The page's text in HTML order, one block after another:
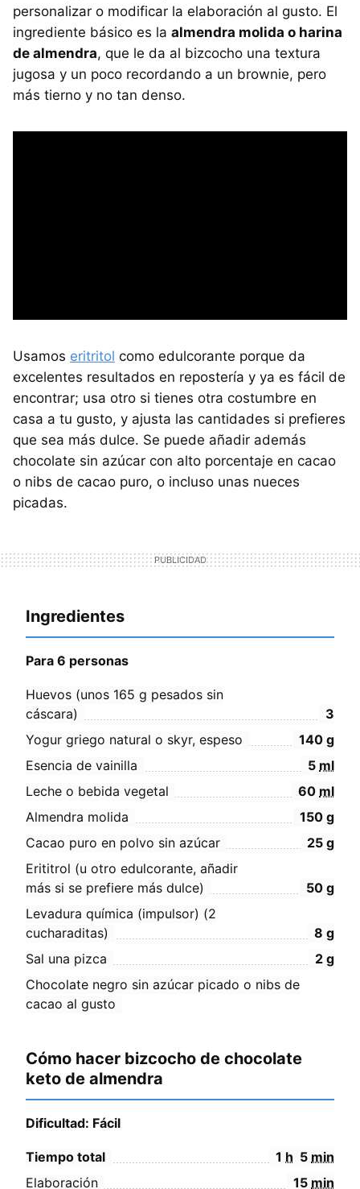
personalizar o modificar la elaboración al gusto. El
ingrediente básico es la almendra molida o harina
de almendra, que le da al bizcocho una textura
jugosa y un poco recordando a un brownie, pero
más tierno y no tan denso.
Usamos eritritol como edulcorante porque da
excelentes resultados en repostería y ya es fácil de
encontrar; usa otro si tienes otra costumbre en
casa a tu gusto, y ajusta las cantidades si prefieres
que sea más dulce. Se puede añadir además
chocolate sin azúcar con alto porcentaje en cacao
o nibs de cacao puro, o incluso unas nueces
picadas.
Ingredientes
Para 6 personas
Huevos (unos 165 g pesados sin
cáscara)
3
Yogur griego natural o skyr, espeso
140 g
Esencia de vainilla
5 ml
Leche o bebida vegetal
60 ml
Almendra molida
150 g
Cacao puro en polvo sin azúcar
25 g
Erititrol (u otro edulcorante, añadir
más si se prefiere más dulce)
50 g
Levadura química (impulsor) (2
cucharaditas)
8 g
Sal una pizca
2 g
Chocolate negro sin azúcar picado o nibs de
cacao al gusto
Cómo hacer bizcocho de chocolate
keto de almendra
Dificultad: Fácil
Tiempo total 1 h 5 min
Elaboración
15 min